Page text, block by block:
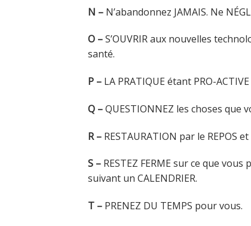
N – N’abandonnez JAMAIS. Ne
O –S’OUVRIR aux nouvelles
santé.
P – LA PRATIQUE étant PRO-
Q –QUESTIONNEZ les choses que
R – RESTAURATION par le REPOS et
S – RESTEZ FERME sur ce que
suivant un CALENDRIER.
T – PRENEZ DU TEMPS pour vous.